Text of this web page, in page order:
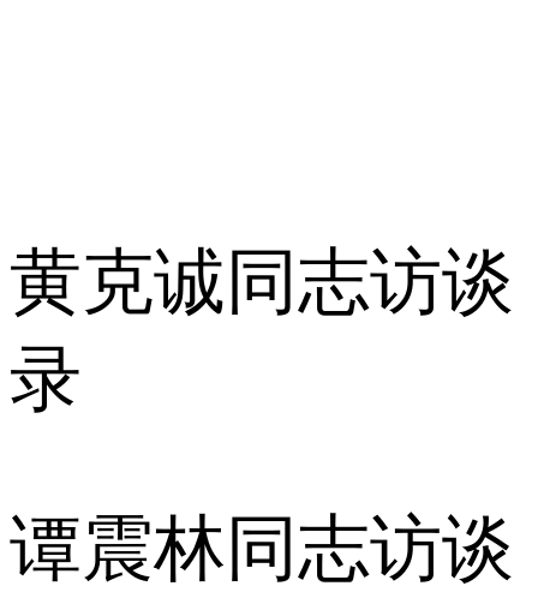
黄克诚同志访谈
录
谭震林同志访谈